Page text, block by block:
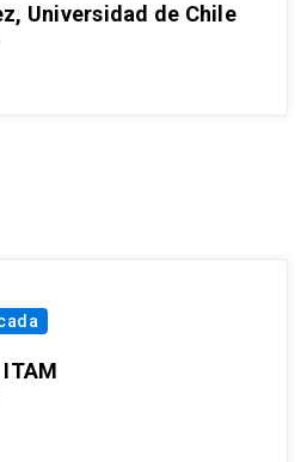
Universidad de Chile